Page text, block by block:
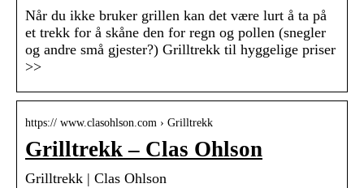
Når du ikke bruker grillen kan det være lurt å ta på
et trekk for å skåne den for regn og pollen (snegler
og andre små gjester?) Grilltrekk til hyggelige priser
>>
https:// www.clasohlson.com › Grilltrekk
Grilltrekk – Clas Ohlson
Grilltrekk | Clas Ohlson